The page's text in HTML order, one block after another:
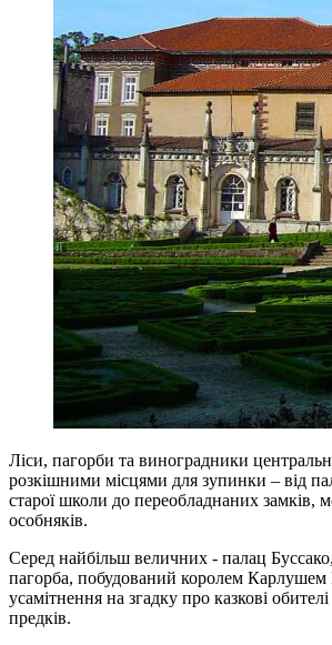
Ліси, пагорби та виноградники
розкішними місцями для зупинки – від
старої школи до переобладнаних замків,
особняків.
Серед найбільш величних - палац
пагорба, побудований королем Карлушем
усамітнення на згадку про казкові
предків.